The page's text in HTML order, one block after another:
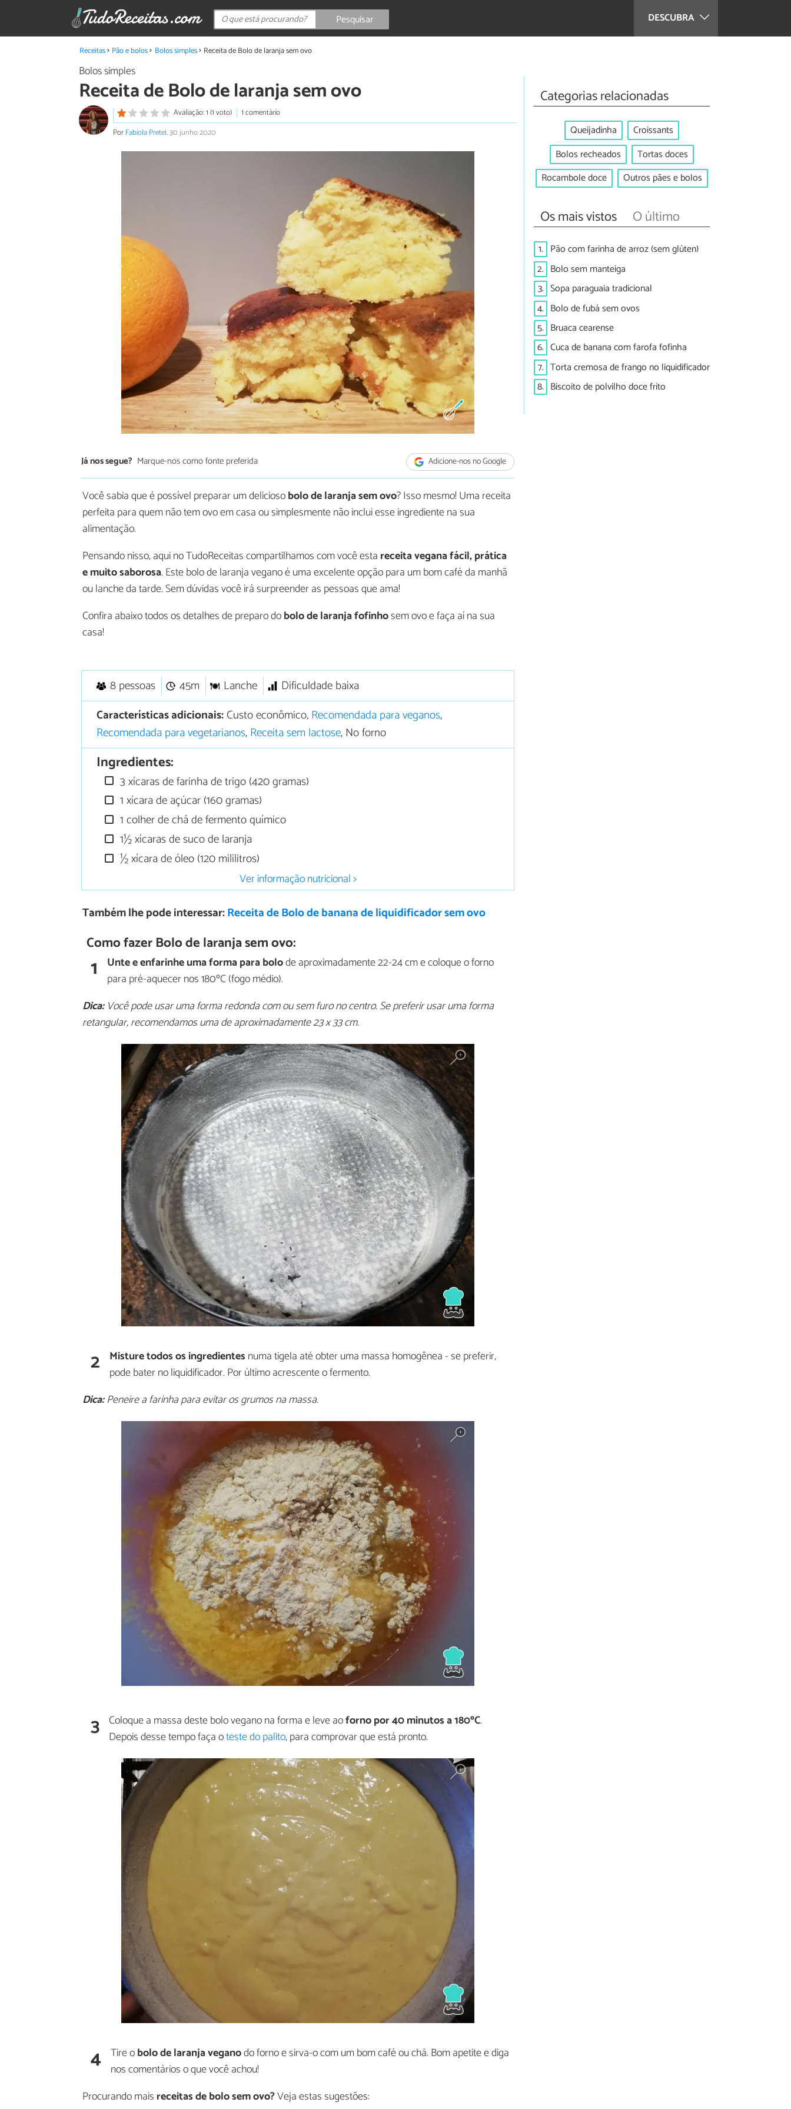
DESCUBRA
Pesquisar
Receitas Pão e bolos Bolos simples Receita de Bolo de laranja sem ovo
Bolos simples
Receita de Bolo de laranja sem ovo
Avaliação: 1 (1 voto)
1 comentário
PorFabíola Pretel.30 junho 2020
Já nos segue? Marque-nos como fonte preferida Adicione-nos no Google
Você sabia que é possível preparar um deliciosobolo de laranja sem ovo? Isso mesmo! Uma receita
perfeita para quem não tem ovo em casa ou simplesmente não inclui esse ingrediente na sua
alimentação.
Pensando nisso, aqui no TudoReceitas compartilhamos com você esta receita vegana fácil, prática
e muito saborosa. Este bolo de laranja vegano é uma excelente opção para um bom café da manhã
ou lanche da tarde. Sem dúvidas você irá surpreender as pessoas que ama!
Confira abaixo todos os detalhes de preparo dobolo de laranja fofinhosem ovo e faça aí na sua
casa!
8 pessoas 45m Lanche
Dificuldade baixa
Características adicionais:Custo econômico,Recomendada para veganos,
Recomendada para vegetarianos,Receita sem lactose, No forno
Ingredientes:
3 xícaras de farinha de trigo (420 gramas)
1 xícara de açúcar (160 gramas)
1 colher de chá de fermento químico
1½ xícaras de suco de laranja
½ xícara de óleo (120 mililitros)
Ver informação nutricional >
Também lhe pode interessar:Receita de Bolo de banana de liquidificador sem ovo
Como fazer Bolo de laranja sem ovo:
1 Unte e enfarinhe uma forma para bolode aproximadamente 22-24 cm e coloque o forno
para pré-aquecer nos 180ºC (fogo médio).
Dica:Você pode usar uma forma redonda com ou sem furo no centro. Se preferir usar uma forma
retangular, recomendamos uma de aproximadamente 23 x 33 cm.
2 Misture todos os ingredientes numa tigela até obter uma massa homogênea - se preferir,
pode bater no liquidificador. Por último acrescente o fermento.
Dica:Peneire a farinha para evitar os grumos na massa.
3 Coloque a massa deste bolo vegano na forma e leve aoforno por 40 minutos a 180ºC.
Depois desse tempo faça oteste do palito, para comprovar que está pronto.
4 Tire obolo de laranja veganodo forno e sirva-o com um bom café ou chá. Bom apetite e diga
nos comentários o que você achou!
Procurando mais receitas de bolo sem ovo?Veja estas sugestões:
Categorias relacionadas
Queijadinha
Croissants
Bolos recheados
Tortas doces
Rocambole doce
Outros pães e bolos
Os mais vistos O último
1. Pão com farinha de arroz (sem glúten)
2. Bolo sem manteiga
3. Sopa paraguaia tradicional
4. Bolo de fubá sem ovos
5. Bruaca cearense
6. Cuca de banana com farofa fofinha
7. Torta cremosa de frango no liquidificador
8. Biscoito de polvilho doce frito